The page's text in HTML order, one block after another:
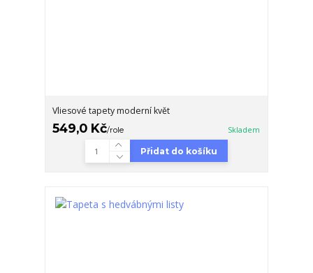
Vliesové tapety moderní květ
549,0 Kč/role Skladem
Přidat do košíku